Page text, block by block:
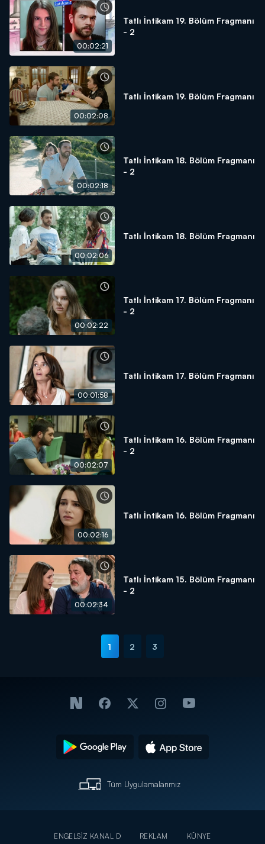
00:02:21
Tatlı İntikam 19. Bölüm Fragmanı
- 2
00:02:08
Tatlı İntikam 19. Bölüm Fragmanı
00:02:18
Tatlı İntikam 18. Bölüm Fragmanı
- 2
00:02:06
Tatlı İntikam 18. Bölüm Fragmanı
00:02:22
Tatlı İntikam 17. Bölüm Fragmanı
- 2
00:01:58
Tatlı İntikam 17. Bölüm Fragmanı
00:02:07
Tatlı İntikam 16. Bölüm Fragmanı
- 2
00:02:16
Tatlı İntikam 16. Bölüm Fragmanı
00:02:34
Tatlı İntikam 15. Bölüm Fragmanı
- 2
1 2 3
Tüm Uygulamalarımız
ENGELSİZ KANAL D REKLAM KÜNYE